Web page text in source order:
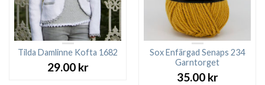
Tilda Damlinne Kofta 1682
29.00 kr
Sox Enfärgad Senaps 234
Garntorget
35.00 kr